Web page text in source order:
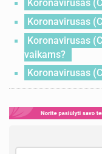
Koronavirusas
Koronavirusas
Koronavirusas
vaikams?
Koronavirusas